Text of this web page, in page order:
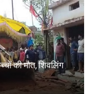
पर ट्रक में घुसी कार,